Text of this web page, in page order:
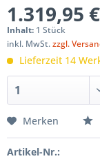
1.319,95
Inhalt: 1 Stück
inkl. MwSt.zzgl.
Lieferzeit 14
Merken
Artikel-Nr.: